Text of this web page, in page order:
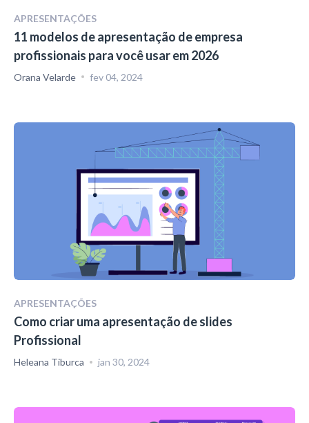
APRESENTAÇÕES
11 modelos de apresentação de empresa
profissionais para você usar em 2026
Orana Velarde fev 04, 2024
APRESENTAÇÕES
Como criar uma apresentação de slides
Profissional
Heleana Tiburca jan 30, 2024